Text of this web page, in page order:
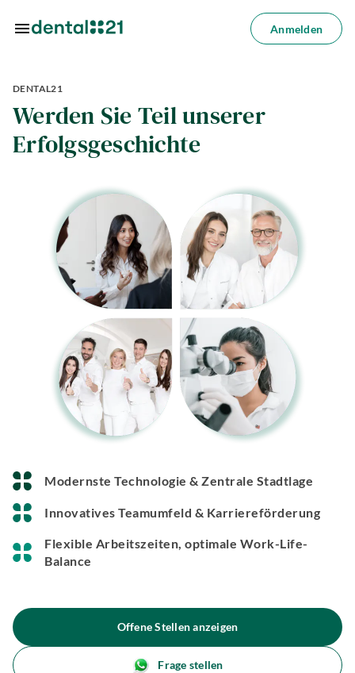
Anmelden
DENTAL21
Werden Sie Teil unserer
Erfolgsgeschichte
Modernste Technologie & Zentrale Stadtlage
Innovatives Teamumfeld & Karriereförderung
Flexible Arbeitszeiten, optimale Work-Life-
Balance
Offene Stellen anzeigen
Frage stellen